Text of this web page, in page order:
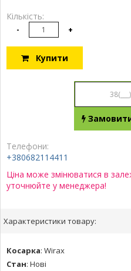
Кількість:
- +
Купити
Телефони:
+380682114411
Ціна може змінюватися в
уточнюйте у менеджера!
Характеристики товару:
Косарка: Wirax
Стан: Нові